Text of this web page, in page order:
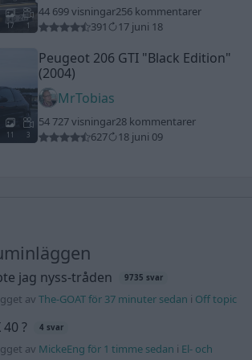
17 1
44 699 visningar256 kommentarer
391
17 juni 18
11 3
Peugeot 206 GTI "Black Edition"
(2004)
MrTobias
54 727 visningar28 kommentarer
627
18 juni 09
jag nyss-tråden 9735 svar
avThe-GOAT för 37 minuter sedan i Off topic
40 ? 4 svar
av MickeEng för 1 timme sedan i El- och